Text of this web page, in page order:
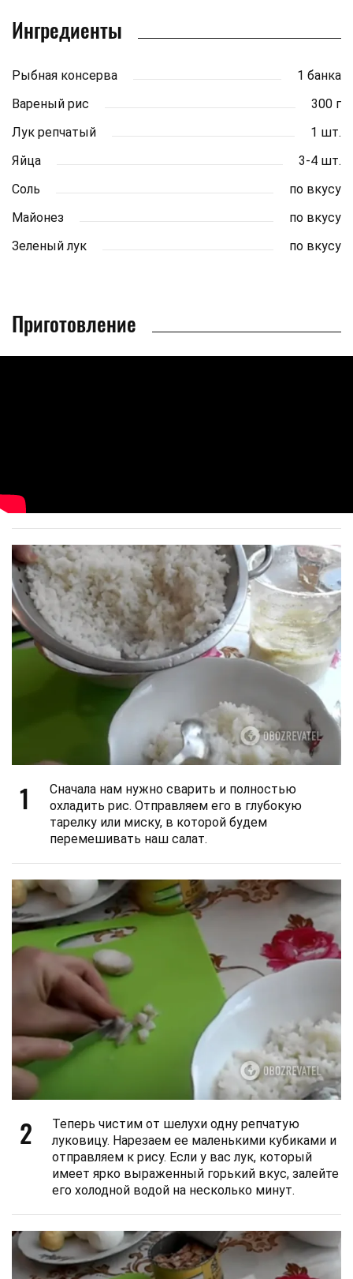
Ингредиенты
Рыбная консерва
1 банка
Вареный рис
300 г
Лук репчатый
1 шт.
Яйца
3-4 шт.
Соль
по вкусу
Майонез
по вкусу
Зеленый лук
по вкусу
Приготовление
1
Сначала нам нужно сварить и полностью
охладить рис. Отправляем его в глубокую
тарелку или миску, в которой будем
перемешивать наш салат.
2
Теперь чистим от шелухи одну репчатую
луковицу. Нарезаем ее маленькими кубиками и
отправляем к рису. Если у вас лук, который
имеет ярко выраженный горький вкус, залейте
его холодной водой на несколько минут.